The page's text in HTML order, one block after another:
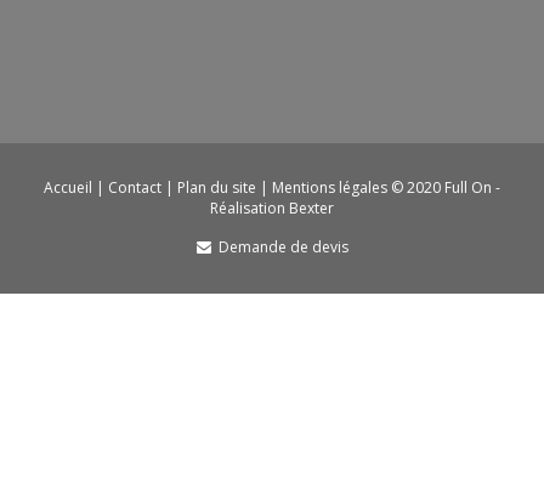
Accueil | Contact | Plan du site | Mentions légales © 2020 Full On -
Réalisation Bexter
Demande de devis